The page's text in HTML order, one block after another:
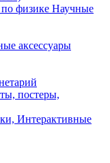
физике Научные
аксессуары
постеры,
Интерактивные